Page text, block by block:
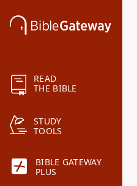
READ
THE BIBLE
STUDY
TOOLS
BIBLE GATEWAY
PLUS